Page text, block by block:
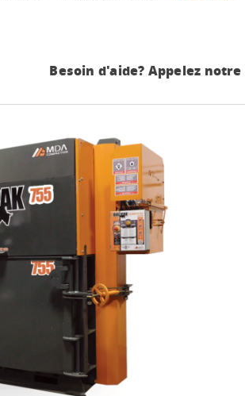
Besoin d'aide? Appelez